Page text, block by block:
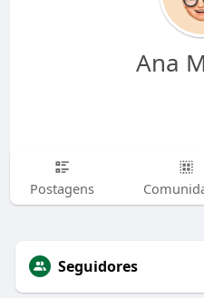
Ana
Postagens
Seguidores